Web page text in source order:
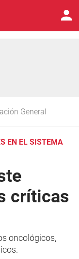
General
EN EL SISTEMA
críticas
oncológicos,